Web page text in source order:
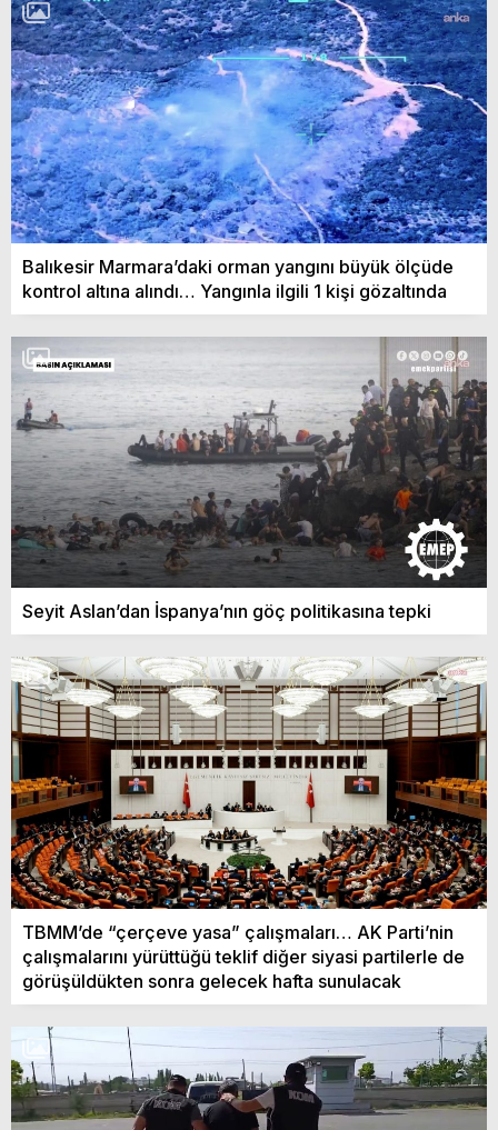
Balıkesir Marmara’daki orman yangını büyük ölçüde
kontrol altına alındı… Yangınla ilgili 1 kişi gözaltında
Seyit Aslan’dan İspanya’nın göç politikasına tepki
TBMM’de “çerçeve yasa” çalışmaları… AK Parti’nin
çalışmalarını yürüttüğü teklif diğer siyasi partilerle de
görüşüldükten sonra gelecek hafta sunulacak